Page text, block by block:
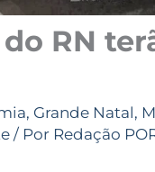
RN
, Grande Natal,
/ Por Redação